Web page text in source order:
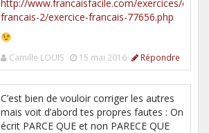
http://www.francaisfacile.com/exercices/
francais-2/exercice-francais-77656.php
Camille LOUIS 15 mai 2016 Répondre
C’est bien de vouloir corriger les autres
mais voit d’abord tes propres fautes : On
écrit PARCE QUE et non PARECE QUE